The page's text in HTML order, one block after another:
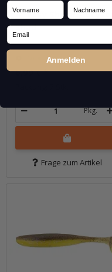
4" Easy Shiner - Crystal
Shad
Sofort verfügbar
6,99 €*
Pkg.
Frage zum Artikel
Vorname Nachname
Email
Anmelden